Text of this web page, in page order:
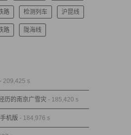
路 检测列车 沪昆线
路 陇海线
- 209,425 s
历的南京广雪灾 - 185,420 s
机版 - 184,976 s